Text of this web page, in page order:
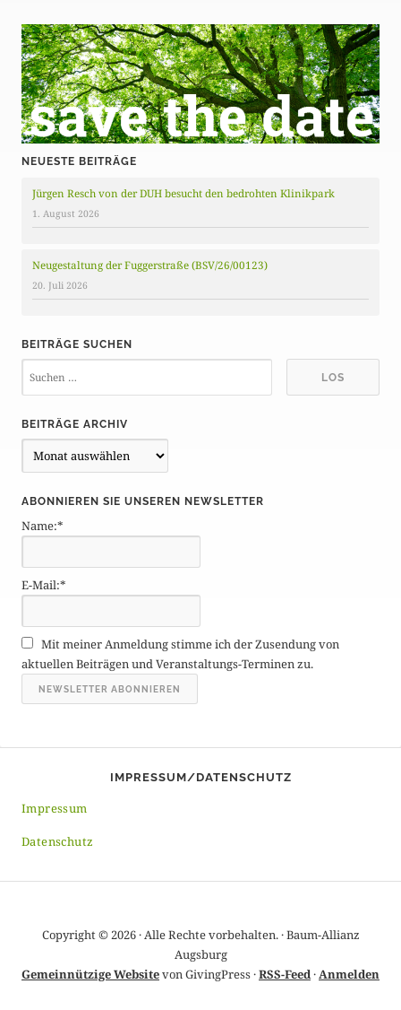
ä
g
e
NEUESTE BEITRÄGE
Jürgen Resch von der DUH besucht den bedrohten Klinikpark
1. August 2026
Neugestaltung der Fuggerstraße (BSV/26/00123)
20. Juli 2026
BEITRÄGE SUCHEN
BEITRÄGE ARCHIV
e
t
r
g
e
r
c
h
v
ABONNIEREN SIE UNSEREN NEWSLETTER
Name:*
E-Mail:*
Mit meiner Anmeldung stimme ich der Zusendung von
aktuellen Beiträgen und Veranstaltungs-Terminen zu.
IMPRESSUM/DATENSCHUTZ
Impressum
Datenschutz
Copyright © 2026 · Alle Rechte vorbehalten. · Baum-Allianz
Augsburg
Gemeinnützige Websitevon GivingPress ·RSS-Feed·Anmelden